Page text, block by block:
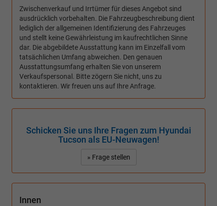
Zwischenverkauf und Irrtümer für dieses Angebot sind
ausdrücklich vorbehalten. Die Fahrzeugbeschreibung dient
lediglich der allgemeinen Identifizierung des Fahrzeuges
und stellt keine Gewährleistung im kaufrechtlichen Sinne
dar. Die abgebildete Ausstattung kann im Einzelfall vom
tatsächlichen Umfang abweichen. Den genauen
Ausstattungsumfang erhalten Sie von unserem
Verkaufspersonal. Bitte zögern Sie nicht, uns zu
kontaktieren. Wir freuen uns auf Ihre Anfrage.
Schicken Sie uns Ihre Fragen zum Hyundai
Tucson als EU-Neuwagen!
» Frage stellen
Innen